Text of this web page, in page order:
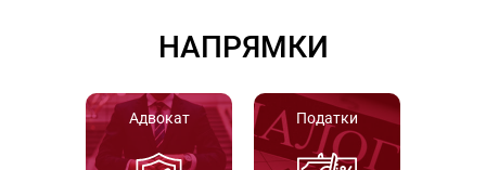
НАПРЯМКИ
Адвокат Податки